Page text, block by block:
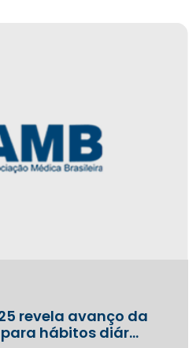
revela avanço da
hábitos diár…